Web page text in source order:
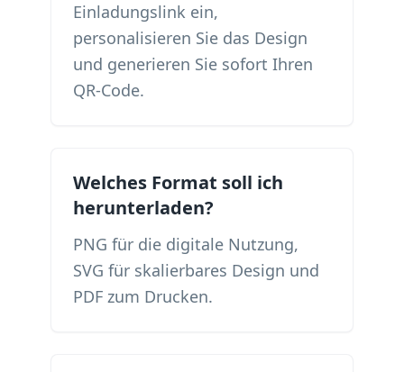
Einladungslink ein,
personalisieren Sie das Design
und generieren Sie sofort Ihren
QR-Code.
Welches Format soll ich
herunterladen?
PNG für die digitale Nutzung,
SVG für skalierbares Design und
PDF zum Drucken.